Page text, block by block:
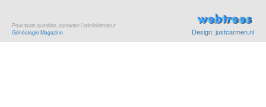
Pour toute question, contacter l’administrateur
Généalogie Magazine. Design: justcarmen.nl